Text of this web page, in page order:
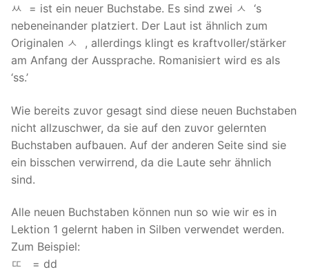
ㅆ = ist ein neuer Buchstabe. Es sind zwei ㅅ ‘s
nebeneinander platziert. Der Laut ist ähnlich zum
Originalen ㅅ , allerdings klingt es kraftvoller/stärker
am Anfang der Aussprache. Romanisiert wird es als
‘ss.’
Wie bereits zuvor gesagt sind diese neuen Buchstaben
nicht allzuschwer, da sie auf den zuvor gelernten
Buchstaben aufbauen. Auf der anderen Seite sind sie
ein bisschen verwirrend, da die Laute sehr ähnlich
sind.
Alle neuen Buchstaben können nun so wie wir es in
Lektion 1 gelernt haben in Silben verwendet werden.
Zum Beispiel:
ㄸ = dd